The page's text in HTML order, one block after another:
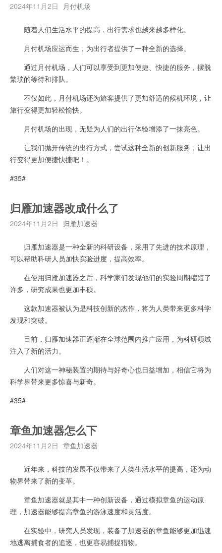
2024年11月2日 月付机场
随着人们生活水平的提高，出行需求也越来越多样化。
月付机场应运而生，为出行者提供了一种全新的选择。
通过月付机场，人们可以享受到更加便捷、快捷的服务，摆脱
繁琐的等待和排队。
不仅如此，月付机场还为旅客提供了更加舒适的候机环境，让
旅行变得更加轻松愉快。
月付机场的出现，无疑为人们的出行体验增添了一抹亮色。
让我们抛开传统的出行方式，尝试这种全新的创新服务，让出
行变得更加便捷快捷吧！。
#35#
归雁加速器改成什么了
2024年11月2日 归雁加速器
归雁加速器是一种全新的科研设备，采用了先进的技术原理，
可以帮助科研人员加快实验进度，提高效率。
在使用归雁加速器之后，科学家们发现他们的实验周期缩短了
许多，研究成果也更加丰硕。
这款加速器被认为是科技创新的杰作，将为人类带来更多科学
发现和突破。
目前，归雁加速器正逐渐在全球范围内推广应用，为科研领域
注入了新的活力。
人们对这一神秘装置的期待与好奇心也日益增加，相信它将为
科学界带来更多惊喜与新奇。
#35#
章鱼加速器怎么下
2024年11月2日 章鱼加速器
近年来，科技的发展不仅带来了人类生活水平的提高，还为动
物界带来了新的变革。
章鱼加速器就是其中一种创新设备，通过模拟章鱼的运动原
理，加速器能够提高章鱼的游泳速度和灵活度。
在实验中，研究人员发现，装备了加速器的章鱼能够更加迅速
地逃离捕食者的追逐，也更容易捕捉猎物。